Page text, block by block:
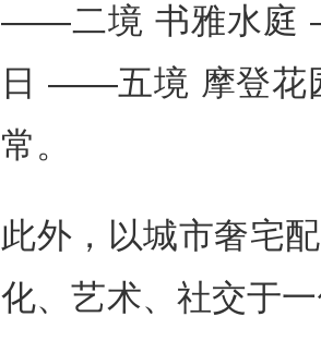
——二境 书雅水庭
日 ——五境 摩登花
常。
此外，以城市奢宅
化、艺术、社交于